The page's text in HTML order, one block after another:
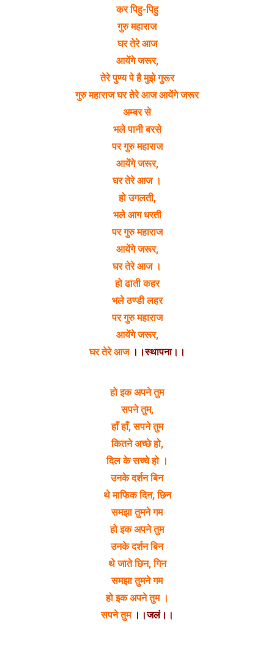
कर पिहु-पिहु
गुरु महाराज
घर तेरे आज
आयेंगे जरूर,
तेरे पुण्य पे है मुझे गुरूर
गुरु महाराज घर तेरे आज आयेंगे जरूर
अम्बर से
भले पानी बरसे
पर गुरु महाराज
आयेंगे जरूर,
घर तेरे आज ।
हो उगलती,
भले आग धरती
पर गुरु महाराज
आयेंगे जरूर,
घर तेरे आज ।
हो ढाती कहर
भले ठण्डी लहर
पर गुरु महाराज
आयेंगे जरूर,
घर तेरे आज ।।स्थापना।।
हो इक अपने तुम
सपने तुम,
हाँ हाँ, सपने तुम
कितने अच्छे हो,
दिल के सच्चे हो ।
उनके दर्शन बिन
थे माफिक दिन, छिन
समझा तुमने गम
हो इक अपने तुम
उनके दर्शन बिन
थे जाते छिन, गिन
समझा तुमने गम
हो इक अपने तुम ।
सपने तुम।।जलं।।